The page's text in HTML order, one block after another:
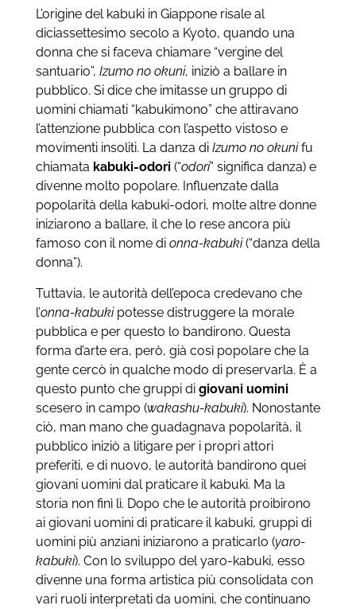
L’origine del kabuki in Giappone risale al
diciassettesimo secolo a Kyoto, quando una
donna che si faceva chiamare “vergine del
santuario”, Izumo no okuni, iniziò a ballare in
pubblico. Si dice che imitasse un gruppo di
uomini chiamati “kabukimono” che attiravano
l’attenzione pubblica con l’aspetto vistoso e
movimenti insoliti. La danza di Izumo no okunifu
chiamata kabuki-odori(“odori” significa danza) e
divenne molto popolare. Influenzate dalla
popolarità della kabuki-odori, molte altre donne
iniziarono a ballare, il che lo rese ancora più
famoso con il nome di onna-kabuki(“danza della
donna”).
Tuttavia, le autorità dell’epoca credevano che
l’onna-kabukipotesse distruggere la morale
pubblica e per questo lo bandirono. Questa
forma d’arte era, però, già così popolare che la
gente cercò in qualche modo di preservarla. È a
questo punto che gruppi di giovani uomini
scesero in campo (wakashu-kabuki). Nonostante
ciò, man mano che guadagnava popolarità, il
pubblico iniziò a litigare per i propri attori
preferiti, e di nuovo, le autorità bandirono quei
giovani uomini dal praticare il kabuki. Ma la
storia non finì lì. Dopo che le autorità proibirono
ai giovani uomini di praticare il kabuki, gruppi di
uomini più anziani iniziarono a praticarlo (yaro-
kabuki). Con lo sviluppo del yaro-kabuki, esso
divenne una forma artistica più consolidata con
vari ruoli interpretati da uomini, che continuano